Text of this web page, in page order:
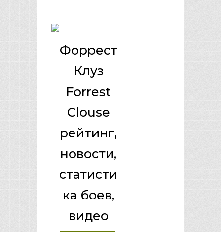
Форрест
Клуз
Forrest
Clouse
рейтинг,
новости,
статисти
ка боев,
видео